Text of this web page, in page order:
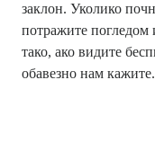
заклон. Уколико
потражите погледом
тако, ако видите
обавезно нам кажите.